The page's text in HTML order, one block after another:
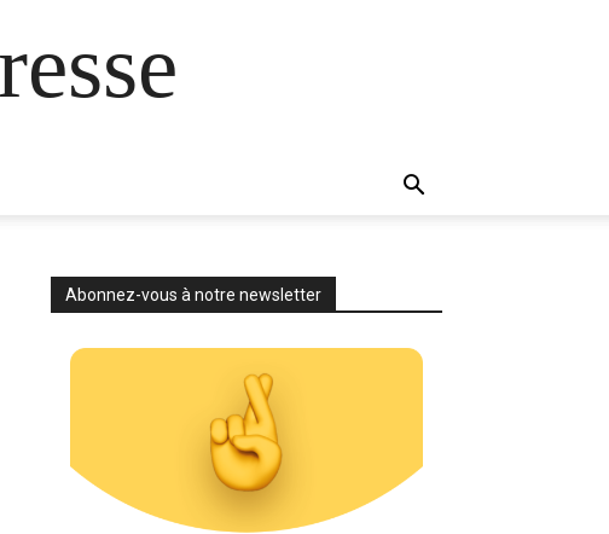
Abonnez-vous à notre newsletter